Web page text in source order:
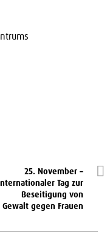
25. November –
Tag zur
Beseitigung von
Gewalt gegen Frauen